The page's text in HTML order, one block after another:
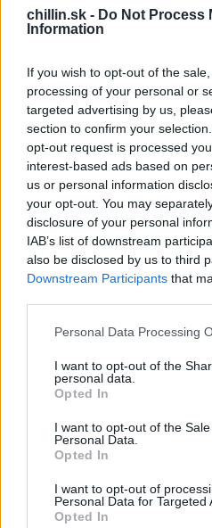
chillin.sk - Do Not Process
Information
If you wish to opt-out of the
processing of your personal or
targeted advertising by us,
section to confirm your
opt-out request is processed
interest-based ads based on
us or personal information
your opt-out. You may
disclosure of your personal
IAB’s list of downstream
also be disclosed by us to third
Downstream Participants that
Personal Data Processing
I want to opt-out of the
personal data.
Opted In
I want to opt-out of the
Personal Data.
Opted In
I want to opt-out of
Personal Data for Targeted
Opted In
dodal krásnej piesni
Žiaľ, Black Sabbath sa o
Vypočujte si verziu od
Pôvodná verzia piesne od
e
a
r
c
h
f
r